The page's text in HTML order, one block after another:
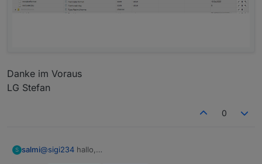
Danke im Voraus
LG Stefan
0
S salmi@sigi234 hallo,